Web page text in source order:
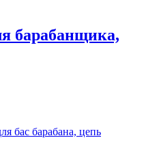
барабанщика,